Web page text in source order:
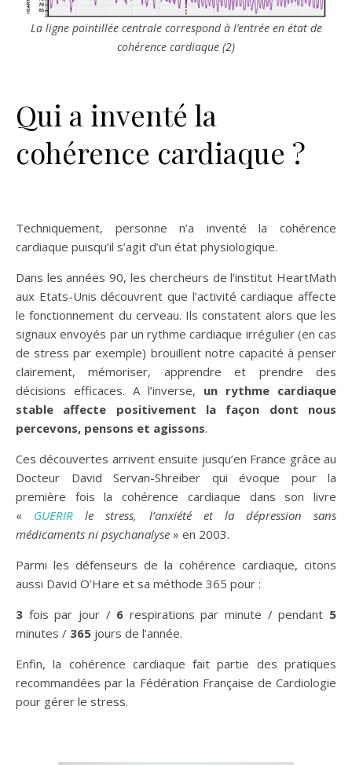
La ligne pointillée centrale correspond à l’entrée en état de
cohérence cardiaque (2)
Qui a inventé la
cohérence cardiaque ?
Techniquement, personne n’a inventé la cohérence
cardiaque puisqu’il s’agit d’un état physiologique.
Dans les années 90, les chercheurs de l’institut HeartMath
aux Etats-Unis découvrent que l’activité cardiaque affecte
le fonctionnement du cerveau. Ils constatent alors que les
signaux envoyés par un rythme cardiaque irrégulier (en cas
de stress par exemple) brouillent notre capacité à penser
clairement, mémoriser, apprendre et prendre des
décisions efficaces. A l’inverse, un rythme cardiaque
stable affecte positivement la façon dont nous
percevons, pensons et agissons.
Ces découvertes arrivent ensuite jusqu’en France grâce au
Docteur David Servan-Shreiber qui évoque pour la
première fois la cohérence cardiaque dans son livre
« GUERIRle stress, l’anxiété et la dépression sans
médicaments ni psychanalyse » en 2003.
Parmi les défenseurs de la cohérence cardiaque, citons
aussi David O’Hare et sa méthode 365 pour :
3 fois par jour / 6 respirations par minute / pendant 5
minutes / 365 jours de l’année.
Enfin, la cohérence cardiaque fait partie des pratiques
recommandées par la Fédération Française de Cardiologie
pour gérer le stress.